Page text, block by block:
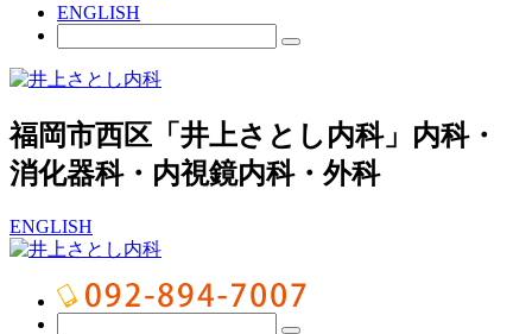
ENGLISH
福岡市西区「井上さとし内科」内科・
消化器科・内視鏡内科・外科
ENGLISH